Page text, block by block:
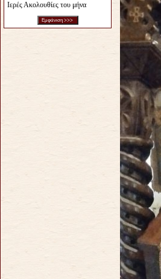
Ιερές Ακολουθίες του μήνα